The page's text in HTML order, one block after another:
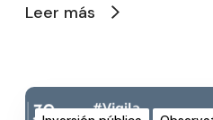
Leer más